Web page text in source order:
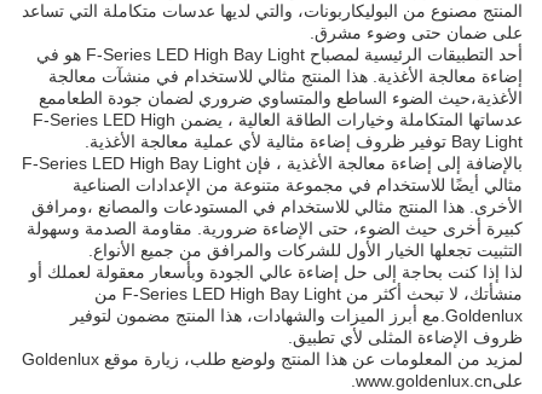
المنتج مصنوع من البوليكاربونات، والتي لديها عدسات متكاملة التي تساعد
على ضمان حتى وضوء مشرق.
أحد التطبيقات الرئيسية لمصباح F-Series LED High Bay Light هو في
إضاءة معالجة الأغذية. هذا المنتج مثالي للاستخدام في منشآت معالجة
الأغذية،حيث الضوء الساطع والمتساوي ضروري لضمان جودة الطعاممع
عدساتها المتكاملة وخيارات الطاقة العالية ، يضمن F-Series LED High
Bay Light توفير ظروف إضاءة مثالية لأي عملية معالجة الأغذية.
بالإضافة إلى إضاءة معالجة الأغذية ، فإن F-Series LED High Bay Light
مثالي أيضًا للاستخدام في مجموعة متنوعة من الإعدادات الصناعية
الأخرى. هذا المنتج مثالي للاستخدام في المستودعات والمصانع ،ومرافق
كبيرة أخرى حيث الضوء، حتى الإضاءة ضرورية. مقاومة الصدمة وسهولة
التثبيت تجعلها الخيار الأول للشركات والمرافق من جميع الأنواع.
لذا إذا كنت بحاجة إلى حل إضاءة عالي الجودة وبأسعار معقولة لعملك أو
منشأتك، لا تبحث أكثر من F-Series LED High Bay Light من
Goldenlux.مع أبرز الميزات والشهادات، هذا المنتج مضمون لتوفير
ظروف الإضاءة المثلى لأي تطبيق.
لمزيد من المعلومات عن هذا المنتج ولوضع طلب، زيارة موقع Goldenlux
علىwww.goldenlux.cn